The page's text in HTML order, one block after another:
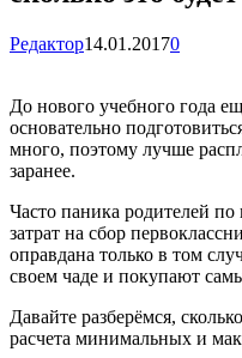
Редактор14.01.20170
До нового учебного года
основательно
много, поэтому лучше
заранее.
Часто паника родителей
затрат на сбор
оправдана только в том
своем чаде и покупают
Давайте разберёмся,
расчета минимальных и